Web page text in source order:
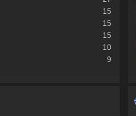
15
15
15
10
9